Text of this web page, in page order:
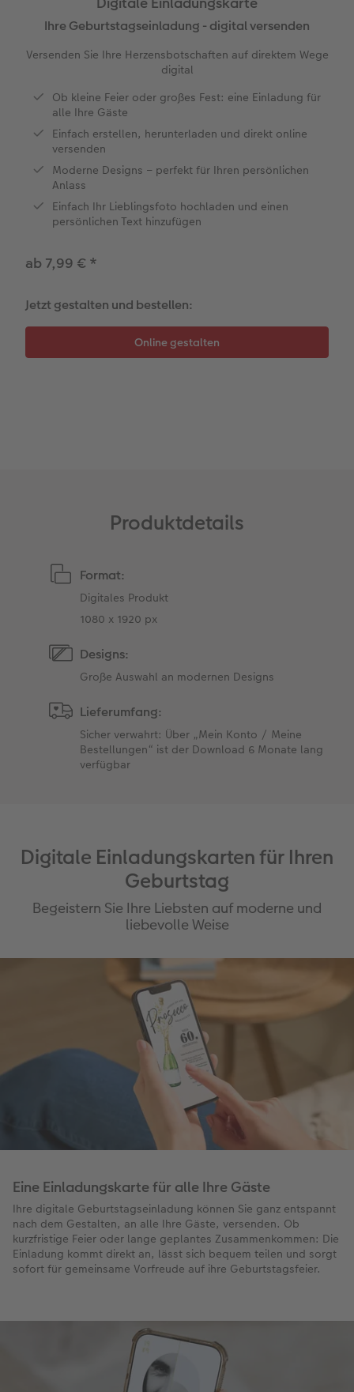
Jahrbuch gestalten
CEWE FOTOBUCH Kids
Panoramaseite
Schuber
Designvorlagen
Foto-Kochbuch
CEWE myPhotos
Gestaltungsideen
Nature Prints
Bilderboxen
Premium Poster
Fotosticker
Fotosets
Sofortfotos
CEWE myPhotos
Neuheiten
Photo Streetmap Poster
Acrylglas
Alu-Dibond
Foto auf Holz
Hartschaum
Gallery Print
Wandgestaltung
Mehrteiler
Dankeskarten Kommunion
Dankeskarten
Urlaubsgrüße
Weitere Anlässe
Papierqualitäten
Klappkarten
Karte mit Einsteckfoto
Einzelkarten
Textilien
Schule & Büro
Foto-Geschenkbox
Art Prints
Handyhüllen
Faber-Castell
Kundenbeispiele
CEWE Geschenkgutschein
Papierqualitäten
Wandkalender mit Design
NEU: Wandkalender Fineline
Kalender-Kundenbeispiele
Neuheiten
Extras
Max Case
Smartflip
PopGrip
Cardholder
CEWE myPhotos
Neuheiten
nachhaltiger Schenken
Danke sagen
Liebe schenken
Geburtstagsgeschenke
Inspiration
Kundenbeispiele
Ihre Geburtstagseinladung - digital versenden
Versenden Sie Ihre Herzensbotschaften auf direktem Wege
digital
Ob kleine Feier oder großes Fest: eine Einladung für
alle Ihre Gäste
Einfach erstellen, herunterladen und direkt online
versenden
Moderne Designs – perfekt für Ihren persönlichen
Anlass
Einfach Ihr Lieblingsfoto hochladen und einen
persönlichen Text hinzufügen
ab 7,99 € *
Jetzt gestalten und bestellen:
Produktdetails
Format:
Digitales Produkt
1080 x 1920 px
Designs:
Große Auswahl an modernen Designs
Lieferumfang:
Sicher verwahrt: Über „Mein Konto / Meine
Bestellungen“ ist der Download 6 Monate lang
verfügbar
Digitale Einladungskarten für Ihren
Geburtstag
Begeistern Sie Ihre Liebsten auf moderne und
liebevolle Weise
Eine Einladungskarte für alle Ihre Gäste
Ihre digitale Geburtstagseinladung können Sie ganz entspannt
nach dem Gestalten, an alle Ihre Gäste, versenden. Ob
kurzfristige Feier oder lange geplantes Zusammenkommen: Die
Einladung kommt direkt an, lässt sich bequem teilen und sorgt
sofort für gemeinsame Vorfreude auf ihre Geburtstagsfeier.